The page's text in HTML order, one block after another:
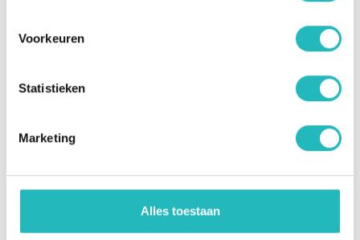
Voorkeuren
Statistieken
Marketing
Alles toestaan
Vacatures
Contact Centraal Bureau
(026) 442 42 36
Volg ons op social media